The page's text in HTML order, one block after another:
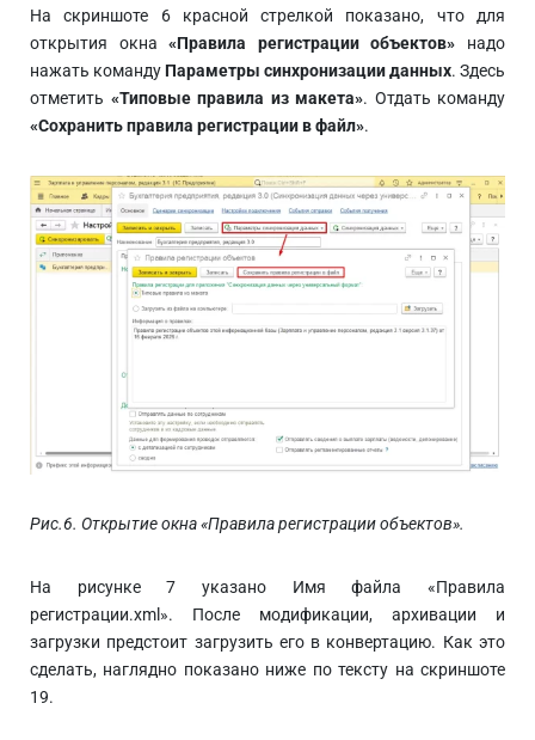
На скриншоте 6 красной стрелкой показано, что для
открытия окна«Правила регистрации объектов» надо
нажать командуПараметры синхронизации данных. Здесь
отметить «Типовые правила из макета». Отдать команду
«Сохранить правила регистрации в файл».
Рис.6. Открытие окна «Правила регистрации объектов».
На рисунке 7 указано Имя файла «Правила
регистрации.xml». После модификации, архивации и
загрузки предстоит загрузить его в конвертацию. Как это
сделать, наглядно показано ниже по тексту на скриншоте
19.